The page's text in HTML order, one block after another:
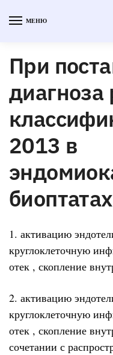
МЕНЮ
При
диагноза
2013 в
1. активацию
круглоклеточную
отек , скопление
2. активацию
круглоклеточную
отек , скопление
сочетании с